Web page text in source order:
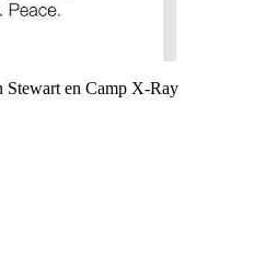
Stewart en Camp X-Ray